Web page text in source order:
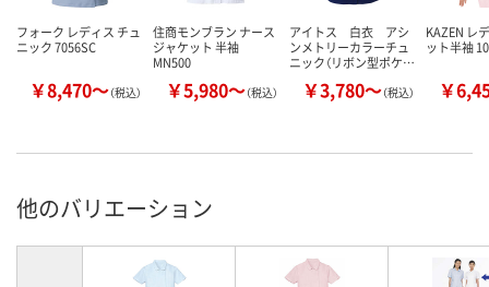
フォーク レディス チュ
ニック 7056SC
￥8,470～（税込）
住商モンブラン ナース
ジャケット 半袖
MN500
￥5,980～（税込）
アイトス 白衣 アシ
ンメトリーカラーチュ
ニック（リボン型ポケ…
￥3,780～（税込）
KAZEN レ
ット半袖
￥
他のバリエーション